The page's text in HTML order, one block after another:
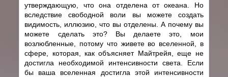
утверждающую, что она отделена от океана. Но
вследствие свободной воли вы можете создать
видимость, иллюзию, что вы отделены. А почему вы
можете сделать это? Вы делаете это, мои
возлюбленные, потому что живете во вселенной, в
сфере, которая, как объясняет Майтрейя, еще не
достигла необходимой интенсивности света. Если
бы ваша вселенная достигла этой интенсивности